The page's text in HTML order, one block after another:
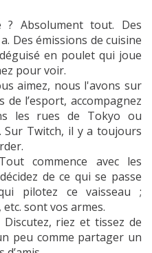
Cette carte est
par Twitch Interactive, Inc.
consulter les conditions
y compris les
d'utilisation de cette
twitch.tv/legal/giftcar
le service clients, allez surh
.
dont le solde de
est en euros sont
disponibles dans les
: Allemagne, Autriche,
Bulgarie, Chypre, Croatie,
Estonie, Finlande, France,
Hongrie, Irlande, Italie,
? Absolument tout. Des
Des émissions de cuisine
en poulet qui joue
pour voir.
aimez, nous l'avons sur
de l’esport, accompagnez
les rues de Tokyo ou
Sur Twitch, il y a toujours
commence avec les
de ce qui se passe
pilotez ce vaisseau ;
sont vos armes.
riez et tissez de
peu comme partager un